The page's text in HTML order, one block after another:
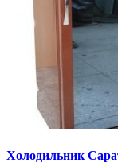
Холодильник